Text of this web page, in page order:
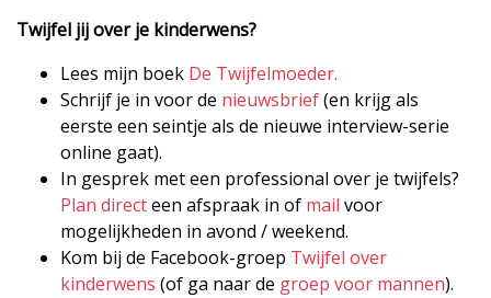
Twijfel jij over je kinderwens?
Lees mijn boek De Twijfelmoeder.
Schrijf je in voor de nieuwsbrief(en krijg als
eerste een seintje als de nieuwe interview-serie
online gaat).
In gesprek met een professional over je twijfels?
Plan directeen afspraak in of mail voor
mogelijkheden in avond / weekend.
Kom bij de Facebook-groep Twijfel over
kinderwens (of ga naar de groep voor mannen).